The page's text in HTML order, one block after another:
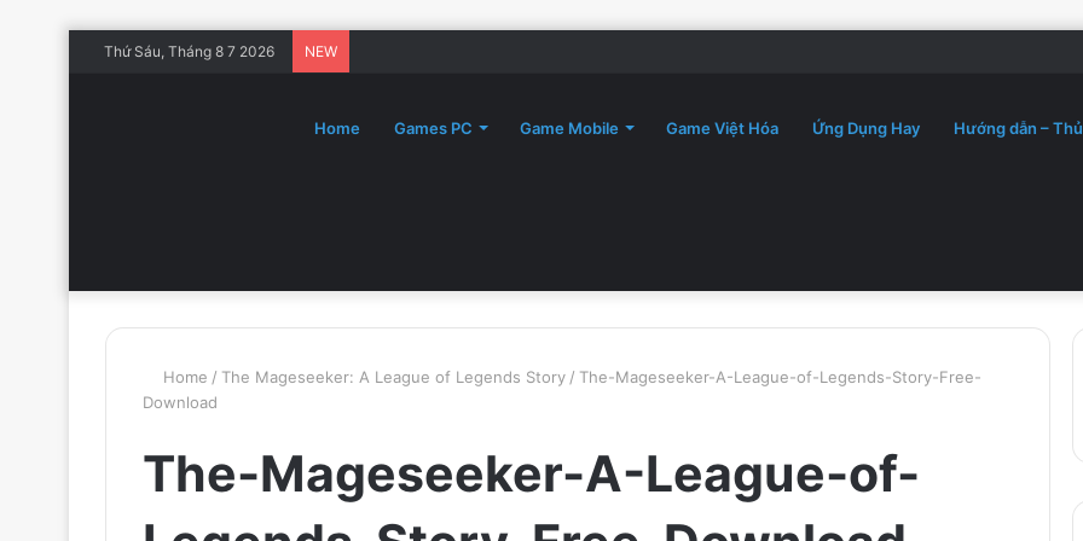
Thứ Sáu, Tháng 8 7 2026 NEW
Home Games PC Game Mobile Game Việt Hóa Ứng Dụng Hay Hướng dẫn –
Home / The Mageseeker: A League of Legends Story / The-Mageseeker-A-League-of-Legends-Story-Free-
Download
The-Mageseeker-A-League-of-